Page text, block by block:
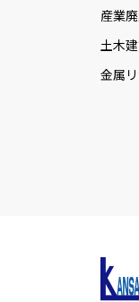
産業
土木
金属